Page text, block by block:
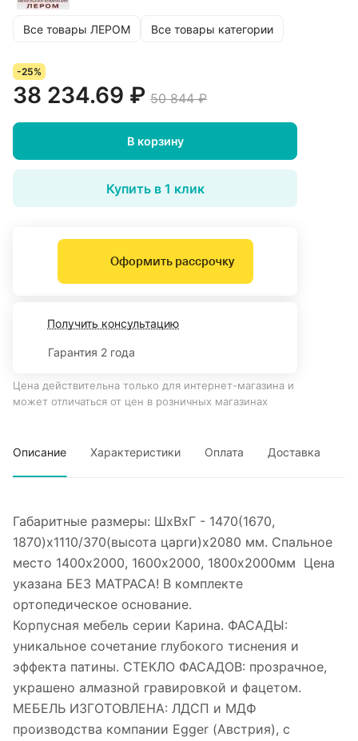
Все товары ЛЕРОМ Все товары категории
-25%
38 234.69 ₽ 50 844 ₽
В корзину
Купить в 1 клик
Оформить рассрочку
Получить консультацию
Гарантия 2 года
Цена действительна только для интернет-магазина и
может отличаться от цен в розничных магазинах
Описание Характеристики Оплата Доставка
Габаритные размеры: ШхВхГ - 1470(1670,
1870)х1110/370(высота царги)х2080 мм. Спальное
место 1400х2000, 1600х2000, 1800х2000мм Цена
указана БЕЗ МАТРАСА! В комплекте
ортопедическое основание.
Корпусная мебель серии Карина. ФАСАДЫ:
уникальное сочетание глубокого тиснения и
эффекта патины. СТЕКЛО ФАСАДОВ: прозрачное,
украшено алмазной гравировкой и фацетом.
МЕБЕЛЬ ИЗГОТОВЛЕНА: ЛДСП и МДФ
производства компании Egger (Австрия), с